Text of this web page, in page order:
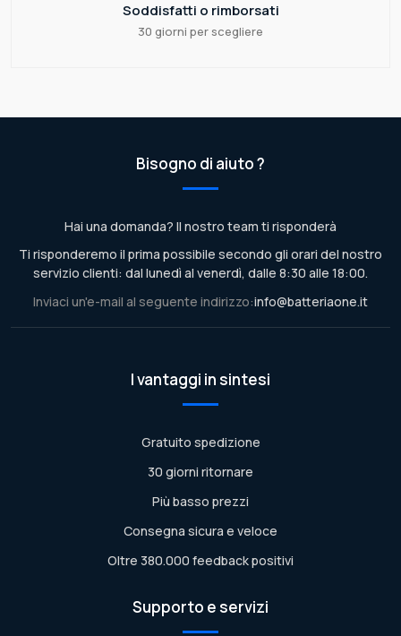
Soddisfatti o rimborsati
30 giorni per scegliere
Bisogno di aiuto ?
Hai una domanda? Il nostro team ti risponderà
Ti risponderemo il prima possibile secondo gli orari del nostro
servizio clienti: dal lunedì al venerdì, dalle 8:30 alle 18:00.
Inviaci un'e-mail al seguente indirizzo:info@batteriaone.it
I vantaggi in sintesi
Gratuito spedizione
30 giorni ritornare
Più basso prezzi
Consegna sicura e veloce
Oltre 380.000 feedback positivi
Supporto e servizi